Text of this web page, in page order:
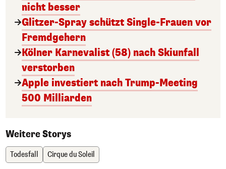
nicht besser
Glitzer-Spray schützt Single-Frauen vor
Fremdgehern
Kölner Karnevalist (58) nach Skiunfall
verstorben
Apple investiert nach Trump-Meeting
500 Milliarden
Weitere Storys
Todesfall Cirque du Soleil